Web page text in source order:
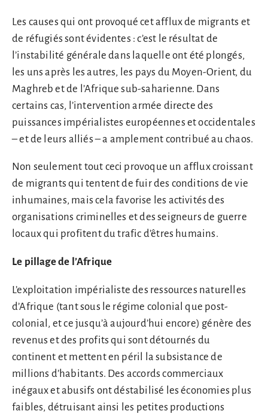
Les causes qui ont provoqué cet afflux de migrants et
de réfugiés sont évidentes : c’est le résultat de
l’instabilité générale dans laquelle ont été plongés,
les uns après les autres, les pays du Moyen-Orient, du
Maghreb et de l’Afrique sub-saharienne. Dans
certains cas, l’intervention armée directe des
puissances impérialistes européennes et occidentales
– et de leurs alliés – a amplement contribué au chaos.
Non seulement tout ceci provoque un afflux croissant
de migrants qui tentent de fuir des conditions de vie
inhumaines, mais cela favorise les activités des
organisations criminelles et des seigneurs de guerre
locaux qui profitent du trafic d’êtres humains.
Le pillage de l’Afrique
L’exploitation impérialiste des ressources naturelles
d’Afrique (tant sous le régime colonial que post-
colonial, et ce jusqu’à aujourd’hui encore) génère des
revenus et des profits qui sont détournés du
continent et mettent en péril la subsistance de
millions d’habitants. Des accords commerciaux
inégaux et abusifs ont déstabilisé les économies plus
faibles, détruisant ainsi les petites productions